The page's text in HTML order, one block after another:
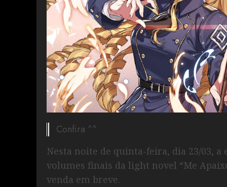
Confira ^^
Nesta noite de quinta-feira, dia 23/03, a
volumes finais da light novel “Me
venda em breve.